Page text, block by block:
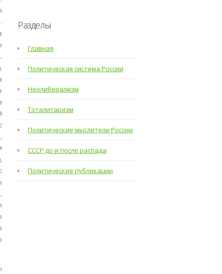
Разделы
Главная
Политическая система России
Неолиберализм
Тоталитаризм
Политические мыслители России
СССР до и после распада
Политические публикации